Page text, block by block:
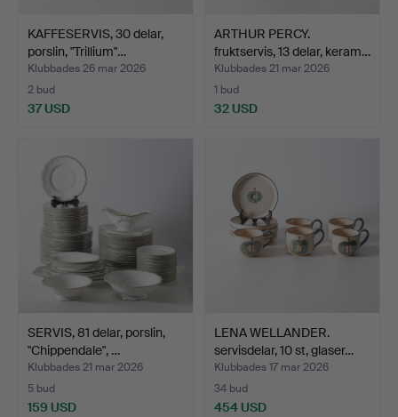
KAFFESERVIS, 30 delar,
porslin, "Trillium"…
Klubbades 26 mar 2026
2 bud
37 USD
ARTHUR PERCY.
fruktservis, 13 delar, keram…
Klubbades 21 mar 2026
1 bud
32 USD
SERVIS, 81 delar, porslin,
"Chippendale", …
Klubbades 21 mar 2026
5 bud
159 USD
LENA WELLANDER.
servisdelar, 10 st, glaser…
Klubbades 17 mar 2026
34 bud
454 USD